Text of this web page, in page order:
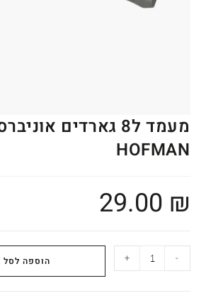
מעמד ל8 גארדים
HOFMAN
29.00 ₪
-
+ הוספה לסל